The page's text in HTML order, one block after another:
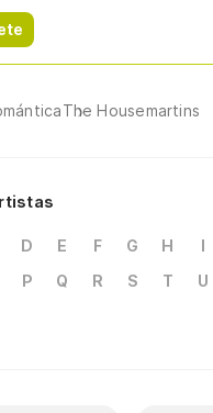
The Housemartins
D E F G H I
P Q R S T U